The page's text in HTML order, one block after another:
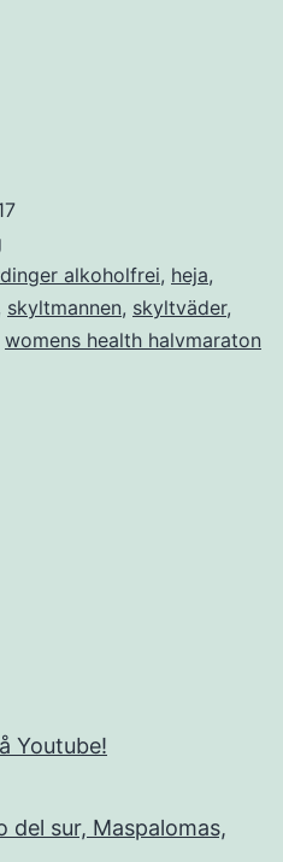
alkoholfrei, heja,
skyltmannen, skyltväder,
womens health halvmaraton
Youtube!
del sur, Maspalomas,